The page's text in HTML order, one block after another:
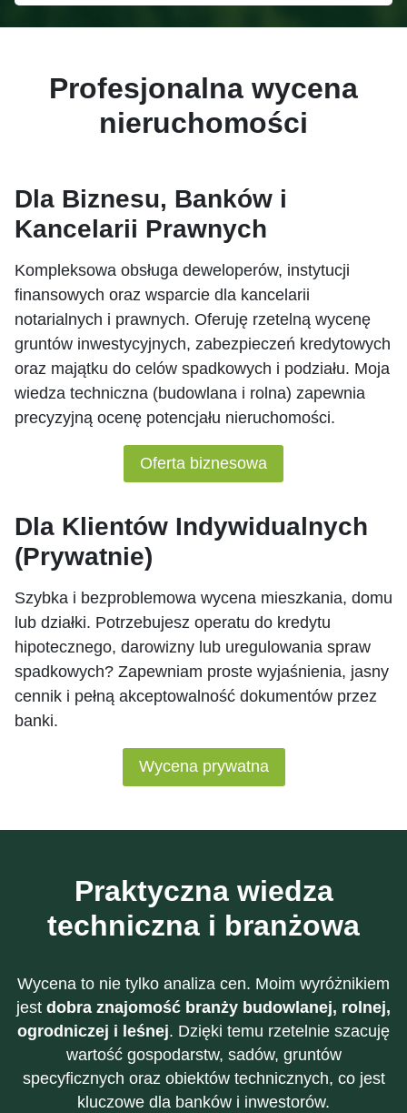
Profesjonalna wycena
nieruchomości
Dla Biznesu, Banków i
Kancelarii Prawnych
Kompleksowa obsługa deweloperów, instytucji
finansowych oraz wsparcie dla kancelarii
notarialnych i prawnych. Oferuję rzetelną wycenę
gruntów inwestycyjnych, zabezpieczeń kredytowych
oraz majątku do celów spadkowych i podziału. Moja
wiedza techniczna (budowlana i rolna) zapewnia
precyzyjną ocenę potencjału nieruchomości.
Oferta biznesowa
Dla Klientów Indywidualnych
(Prywatnie)
Szybka i bezproblemowa wycena mieszkania, domu
lub działki. Potrzebujesz operatu do kredytu
hipotecznego, darowizny lub uregulowania spraw
spadkowych? Zapewniam proste wyjaśnienia, jasny
cennik i pełną akceptowalność dokumentów przez
banki.
Wycena prywatna
Praktyczna wiedza
techniczna i branżowa
Wycena to nie tylko analiza cen. Moim wyróżnikiem
jest dobra znajomość branży budowlanej, rolnej,
ogrodniczej i leśnej. Dzięki temu rzetelnie szacuję
wartość gospodarstw, sadów, gruntów
specyficznych oraz obiektów technicznych, co jest
kluczowe dla banków i inwestorów.